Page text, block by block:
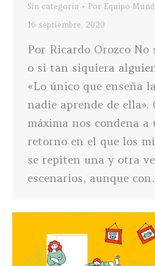
Sin categoría Por Equipo
16 septiembre, 2020
Por Ricardo Orozco No
o si tan siquiera
«Lo único que enseña
nadie aprende de ella».
máxima nos condena a
retorno en el que los
se repiten una y otra
escenarios, aunque